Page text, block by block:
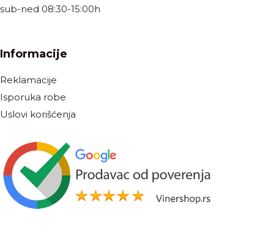
sub-ned 08:30-15:00h
Informacije
Reklamacije
Isporuka robe
Uslovi korišćenja